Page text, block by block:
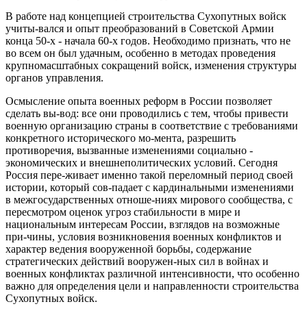
В работе над концепцией строительства Сухопутных войск
учиты-вался и опыт преобразований в Советской Армии
конца 50-х - начала 60-х годов. Необходимо признать, что не
во всем он был удачным, особенно в методах проведения
крупномасштабных сокращений войск, изменения структуры
органов управления.
Осмысление опыта военных реформ в России позволяет
сделать вы-вод: все они проводились с тем, чтобы привести
военную организацию страны в соответствие с требованиями
конкретного исторического мо-мента, разрешить
противоречия, вызванные изменениями социально -
экономических и внешнеполитических условий. Сегодня
Россия пере-живает именно такой переломный период своей
истории, который сов-падает с кардинальными изменениями
в межгосударственных отноше-ниях мирового сообщества, с
пересмотром оценок угроз стабильности в мире и
национальным интересам России, взглядов на возможные
при-чины, условия возникновения военных конфликтов и
характер ведения вооруженной борьбы, содержание
стратегических действий вооружен-ных сил в войнах и
военных конфликтах различной интенсивности, что особенно
важно для определения цели и направленности строительства
Сухопутных войск.